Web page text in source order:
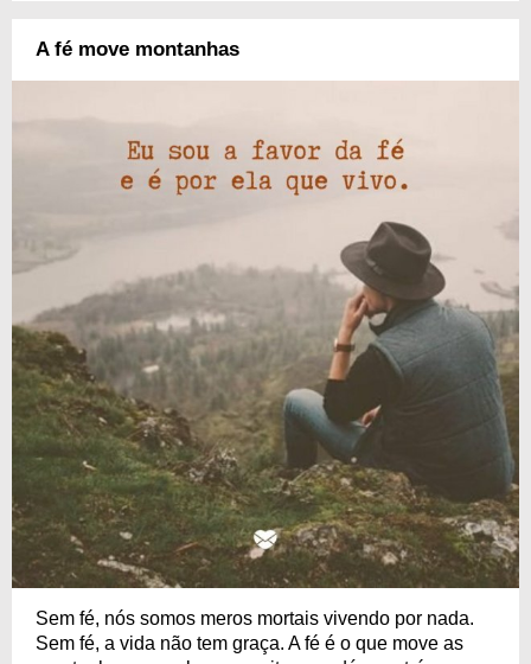
A fé move montanhas
Sem fé, nós somos meros mortais vivendo por nada.
Sem fé, a vida não tem graça. A fé é o que move as